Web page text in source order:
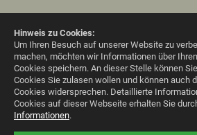
Hinweis zu Cookies:
Um Ihren Besuch auf unserer Website zu
machen, möchten wir Informationen über
Cookies speichern. An dieser Stelle können
Cookies Sie zulasen wollen und können auch
Cookies widersprechen. Detaillierte
Cookies auf dieser Webseite erhalten Sie
Informationen.